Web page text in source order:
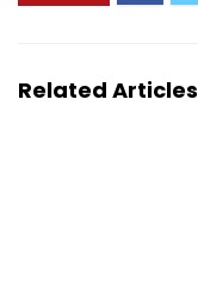
Related Articles